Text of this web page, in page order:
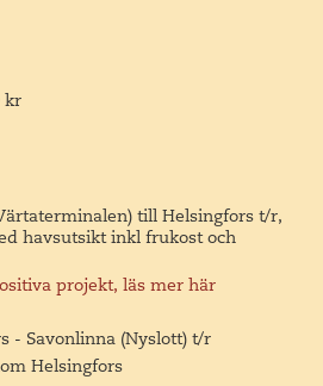
som stod klart 2018 och har
utställningslokaler i underjorden.
som poppar upp ur marken
kan se ned till utställningarna.
bakom Amos Rex och massor
världsutställningarna i Shanghai
Generation 2026 som
som utforskar identitet,
och maktstrukturer, samt
olika former av kontroll i vår
en koppling till sitt ursprung och
de reflekterar över relationen till
kr
till Helsingfors t/r,
havsutsikt inkl frukost och
projekt, läs mer här
- Savonlinna (Nyslott) t/r
Helsingfors